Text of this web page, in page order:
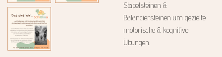
Stapelsteinen &
Balanciersteinen um gezielte
motorische & kognitive
Übungen.